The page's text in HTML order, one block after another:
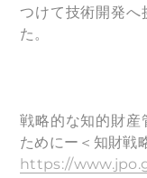
つけて技術開発へ
た。
戦略的な知的財産
ためにー＜知財戦
https://